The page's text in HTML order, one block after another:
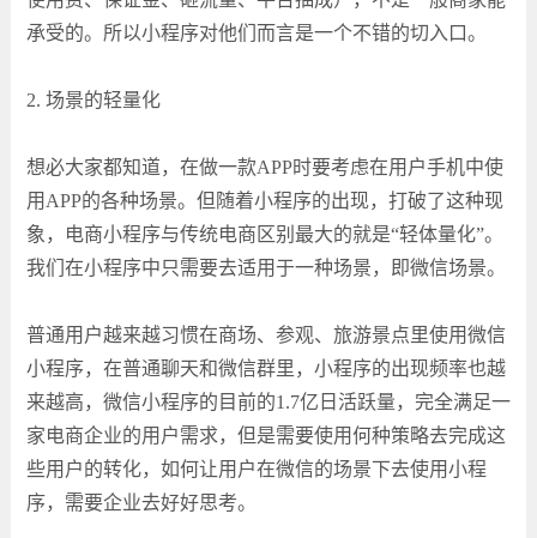
承受的。所以小程序对他们而言是一个不错的切入口。
2. 场景的轻量化
想必大家都知道，在做一款APP时要考虑在用户手机中使
用APP的各种场景。但随着小程序的出现，打破了这种现
象，电商小程序与传统电商区别最大的就是“轻体量化”。
我们在小程序中只需要去适用于一种场景，即微信场景。
普通用户越来越习惯在商场、参观、旅游景点里使用微信
小程序，在普通聊天和微信群里，小程序的出现频率也越
来越高，微信小程序的目前的1.7亿日活跃量，完全满足一
家电商企业的用户需求，但是需要使用何种策略去完成这
些用户的转化，如何让用户在微信的场景下去使用小程
序，需要企业去好好思考。